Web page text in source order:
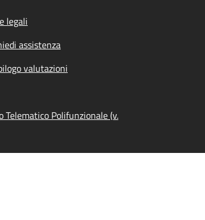
legali
assistenza
valutazioni
Telematico Polifunzionale (v.